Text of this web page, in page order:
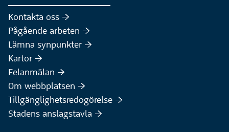
Kontakta oss :höger:
Pågående arbeten :höger:
Lämna synpunkter :höger:
Kartor :höger:
Felanmälan :höger:
Om webbplatsen :höger:
Tillgänglighetsredogörelse :höger:
Stadens anslagstavla :höger: